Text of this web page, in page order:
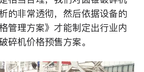
的非常透彻，然后依据设备的
管理方案》才能制定出行业内
碎机价格预售方案。